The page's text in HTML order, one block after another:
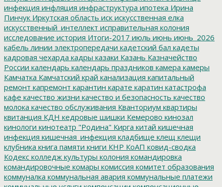
инфекция инфляция инфраструктура ипотека Ирина
Пинчук Иркутская область иск искусственная елка
искусственный_интеллект исправительная колония
исследование история Итоги-2017 июль июнь июнь_2026
кабель линии электропередачи кадетский бал кадеты
кадровая чехарда кадры казаки Казань Казначейство
России календарь календарь праздников камера камеры
Камчатка Камчатский край канализация капитальный
ремонт капремонт карантин карате каратин катастрофа
кафе качество жизни качество и безопасность качество
молока качество обслуживания Кванториум квартиры
квитанция КДН кедровые шишки Кемерово кинозал
кинологи кинотеатр "Родина" Кирга китай кишечная
инфекция кишечная_инфекция кладбище клещ клещи
клубника книга памяти книги КНР КоАП ковид-сводка
Кодекс колледж культуры колония командировка
командировочные комары комиссия комитет образования
коммуналка коммунальная авария коммунальные платежи